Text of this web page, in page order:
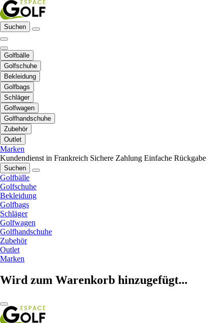
Suchen
Golfbälle
Golfschuhe
Bekleidung
Golfbags
Schläger
Golfwagen
Golfhandschuhe
Zubehör
Outlet
Marken
Kundendienst in Frankreich Sichere Zahlung Einfache Rückgabe
Suchen
Golfbälle
Golfschuhe
Bekleidung
Golfbags
Schläger
Golfwagen
Golfhandschuhe
Zubehör
Outlet
Marken
Wird zum Warenkorb hinzugefügt...